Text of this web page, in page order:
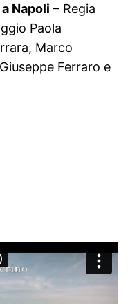
Napoli – Regia
Paola
Marco
Ferraro e